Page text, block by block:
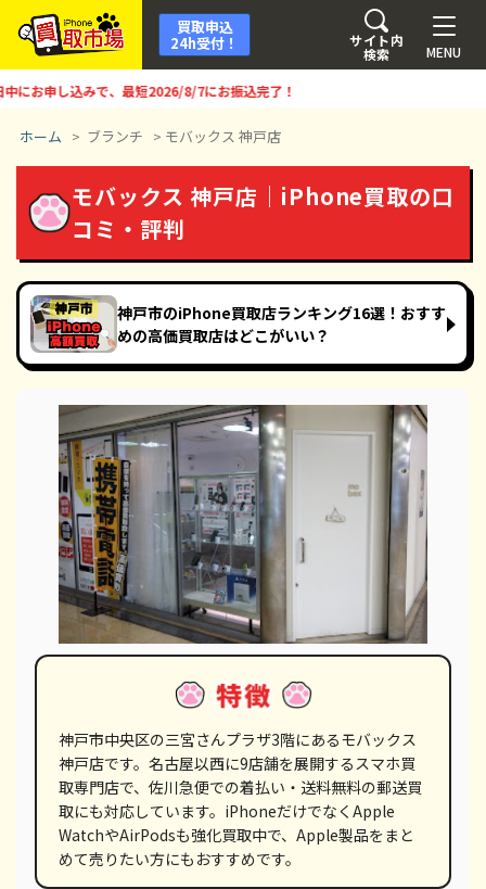
MENU
サイト内
検索
買取申込
24h受付！
し込みで、最短2026/8/7にお振込完了！
ホーム > ブランチ > モバックス 神戸店
モバックス 神戸店｜iPhone買取の口
コミ・評判
神戸市のiPhone買取店ランキング16選！おすす
めの高価買取店はどこがいい？
神戸市中央区の三宮さんプラザ3階にあるモバックス
神戸店です。名古屋以西に9店舗を展開するスマホ買
取専門店で、佐川急便での着払い・送料無料の郵送買
取にも対応しています。iPhoneだけでなくApple
WatchやAirPodsも強化買取中で、Apple製品をまと
めて売りたい方にもおすすめです。